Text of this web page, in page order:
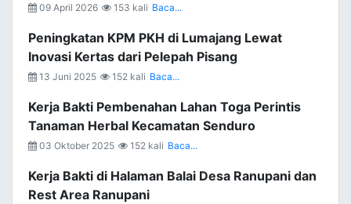
09 April 2026 153 kali Baca...
Peningkatan KPM PKH di Lumajang Lewat
Inovasi Kertas dari Pelepah Pisang
13 Juni 2025 152 kali Baca...
Kerja Bakti Pembenahan Lahan Toga Perintis
Tanaman Herbal Kecamatan Senduro
03 Oktober 2025 152 kali Baca...
Kerja Bakti di Halaman Balai Desa Ranupani dan
Rest Area Ranupani